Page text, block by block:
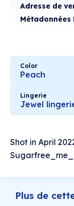
Adresse de
Métadonnées
Color
Peach
Lingerie
Jewel
Shot in April
Sugarfree_me_
Plus de